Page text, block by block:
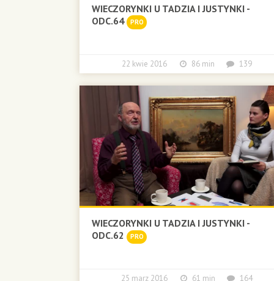
WIECZORYNKI U TADZIA I JUSTYNKI -
ODC.64
PRO
22 kwie 2016 86 min 139
WIECZORYNKI U TADZIA I JUSTYNKI -
ODC.62
PRO
25 marz 2016 61 min 164